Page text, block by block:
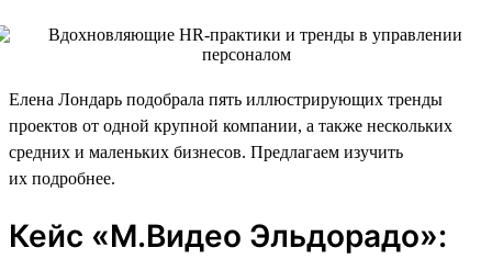
Елена Лондарь подобрала пять иллюстрирующих тренды
проектов от одной крупной компании, а также нескольких
средних и маленьких бизнесов. Предлагаем изучить
их подробнее.
Кейс «М.Видео Эльдорадо»: